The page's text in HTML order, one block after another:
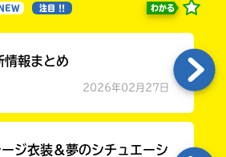
NEW 注目 !! わかる
報まとめ
2026年02月27日
ージ衣装＆夢のシチュエーシ